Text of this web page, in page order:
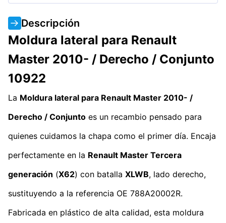
Descripción
Moldura lateral para Renault
Master 2010- / Derecho / Conjunto
10922
La Moldura lateral para Renault Master 2010- /
Derecho / Conjunto es un recambio pensado para
quienes cuidamos la chapa como el primer día. Encaja
perfectamente en la Renault Master Tercera
generación (X62) con batalla XLWB, lado derecho,
sustituyendo a la referencia OE 788A20002R.
Fabricada en plástico de alta calidad, esta moldura